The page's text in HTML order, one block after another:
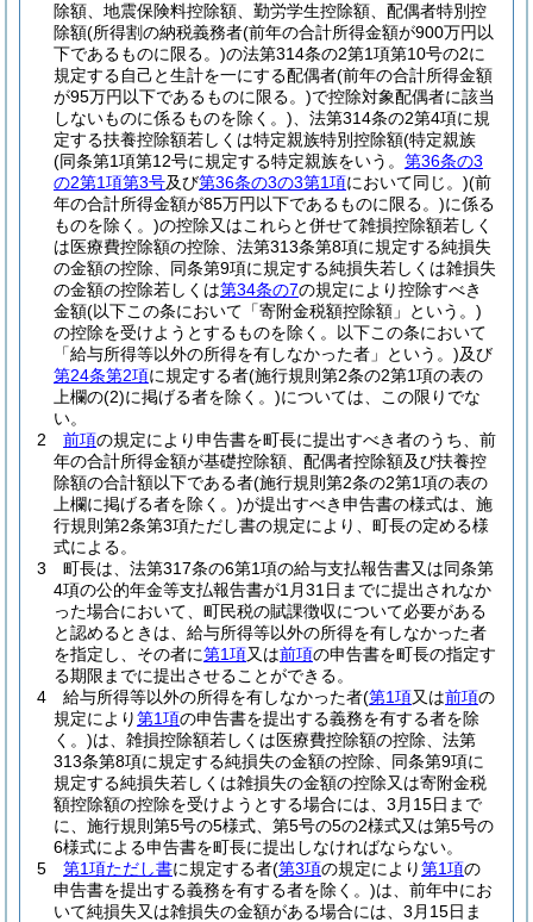
除額、地震保険料控除額、勤労学生控除額、配偶者特別控
除額(所得割の納税義務者(前年の合計所得金額が900万円以
下であるものに限る。)の法第314条の2第1項第10号の2に
規定する自己と生計を一にする配偶者(前年の合計所得金額
が95万円以下であるものに限る。)で控除対象配偶者に該当
しないものに係るものを除く。) 、法第314条の2第4項に規
定する扶養控除額若しくは特定親族特別控除額(特定親族
(同条第1項第12号に規定する特定親族をいう。 第36条の3
の2第1項第3号及び第36条の3の3第1項において同じ。)(前
年の合計所得金額が85万円以下であるものに限る。)に係る
ものを除く。)の控除又はこれらと併せて雑損控除額若しく
は医療費控除額の控除、法第313条第8項に規定する純損失
の金額の控除、同条第9項に規定する純損失若しくは雑損失
の金額の控除若しくは第34条の7の規定により控除すべき
金額(以下この条において「寄附金税額控除額」という。)
の控除を受けようとするものを除く。以下この条において
「給与所得等以外の所得を有しなかった者」という。)及び
第24条第2項に規定する者(施行規則第2条の2第1項の表の
上欄の(2)に掲げる者を除く。)については、この限りでな
い。
2
前項の規定により申告書を町長に提出すべき者のうち、前
年の合計所得金額が基礎控除額、配偶者控除額及び扶養控
除額の合計額以下である者(施行規則第2条の2第1項の表の
上欄に掲げる者を除く。)が提出すべき申告書の様式は、施
行規則第2条第3項ただし書の規定により、町長の定める様
式による。
3
町長は、法第317条の6第1項の給与支払報告書又は同条第
4項の公的年金等支払報告書が1月31日までに提出されなか
った場合において、町民税の賦課徴収について必要がある
と認めるときは、給与所得等以外の所得を有しなかった者
を指定し、その者に第1項又は前項の申告書を町長の指定す
る期限までに提出させることができる。
4
給与所得等以外の所得を有しなかった者(第1項又は前項の
規定により第1項の申告書を提出する義務を有する者を除
く。)は、雑損控除額若しくは医療費控除額の控除、法第
313条第8項に規定する純損失の金額の控除、同条第9項に
規定する純損失若しくは雑損失の金額の控除又は寄附金税
額控除額の控除を受けようとする場合には、3月15日まで
に、施行規則第5号の5様式、第5号の5の2様式又は第5号の
6様式による申告書を町長に提出しなければならない。
5
第1項ただし書に規定する者(第3項の規定により第1項の
申告書を提出する義務を有する者を除く。)は、前年中にお
いて純損失又は雑損失の金額がある場合には、3月15日ま